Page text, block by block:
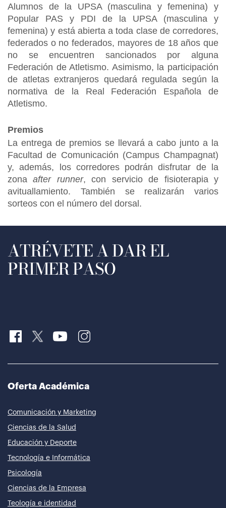
Alumnos de la UPSA (masculina y femenina) y
Popular PAS y PDI de la UPSA (masculina y
femenina) y está abierta a toda clase de corredores,
federados o no federados, mayores de 18 años que
no se encuentren sancionados por alguna
Federación de Atletismo. Asimismo, la participación
de atletas extranjeros quedará regulada según la
normativa de la Real Federación Española de
Atletismo.
Premios
La entrega de premios se llevará a cabo junto a la
Facultad de Comunicación (Campus Champagnat)
y, además, los corredores podrán disfrutar de la
zonaafter runner, con servicio de fisioterapia y
avituallamiento. También se realizarán varios
sorteos con el número del dorsal.
ATRÉVETE A DAR EL
PRIMER PASO
Oferta Académica
Comunicación y Marketing
Ciencias de la Salud
Educación y Deporte
Tecnología e Informática
Psicología
Ciencias de la Empresa
Teología e identidad